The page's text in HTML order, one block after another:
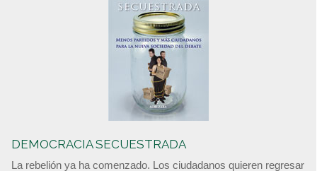
DEMOCRACIA SECUESTRADA
La rebelión ya ha comenzado. Los ciudadanos quieren regresar